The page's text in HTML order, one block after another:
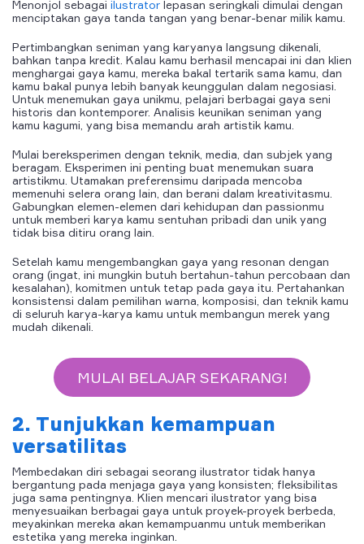
Menonjol sebagai ilustrator lepasan seringkali dimulai dengan
menciptakan gaya tanda tangan yang benar-benar milik kamu.
Pertimbangkan seniman yang karyanya langsung dikenali,
bahkan tanpa kredit. Kalau kamu berhasil mencapai ini dan klien
menghargai gaya kamu, mereka bakal tertarik sama kamu, dan
kamu bakal punya lebih banyak keunggulan dalam negosiasi.
Untuk menemukan gaya unikmu, pelajari berbagai gaya seni
historis dan kontemporer. Analisis keunikan seniman yang
kamu kagumi, yang bisa memandu arah artistik kamu.
Mulai bereksperimen dengan teknik, media, dan subjek yang
beragam. Eksperimen ini penting buat menemukan suara
artistikmu. Utamakan preferensimu daripada mencoba
memenuhi selera orang lain, dan berani dalam kreativitasmu.
Gabungkan elemen-elemen dari kehidupan dan passionmu
untuk memberi karya kamu sentuhan pribadi dan unik yang
tidak bisa ditiru orang lain.
Setelah kamu mengembangkan gaya yang resonan dengan
orang (ingat, ini mungkin butuh bertahun-tahun percobaan dan
kesalahan), komitmen untuk tetap pada gaya itu. Pertahankan
konsistensi dalam pemilihan warna, komposisi, dan teknik kamu
di seluruh karya-karya kamu untuk membangun merek yang
mudah dikenali.
MULAI BELAJAR SEKARANG!
2. Tunjukkan kemampuan
versatilitas
Membedakan diri sebagai seorang ilustrator tidak hanya
bergantung pada menjaga gaya yang konsisten; fleksibilitas
juga sama pentingnya. Klien mencari ilustrator yang bisa
menyesuaikan berbagai gaya untuk proyek-proyek berbeda,
meyakinkan mereka akan kemampuanmu untuk memberikan
estetika yang mereka inginkan.